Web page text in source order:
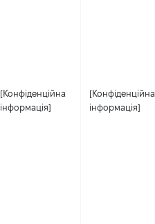
[Конфіденційна
інформація]
[Конфіденційна
інформація]